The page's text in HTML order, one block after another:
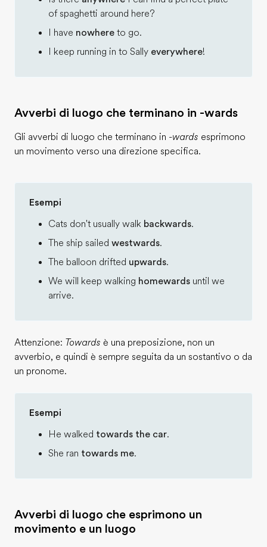
of spaghetti around here?
I have nowhere to go.
I keep running in to Sally everywhere!
Avverbi di luogo che terminano in -wards
Gli avverbi di luogo che terminano in -wards esprimono
un movimento verso una direzione specifica.
Esempi
Cats don't usually walk backwards.
The ship sailed westwards.
The balloon drifted upwards.
We will keep walking homewards until we
arrive.
Attenzione: Towards è una preposizione, non un
avverbio, e quindi è sempre seguita da un sostantivo o da
un pronome.
Esempi
He walked towards the car.
She ran towards me.
Avverbi di luogo che esprimono un
movimento e un luogo